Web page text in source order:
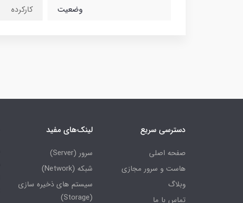
وضعیت کارکرده
دسترسی سریع
صفحه اصلی
هاست و سرور مجازی
وبلاگ
تماس با ما
لینک‌های مفید
سرور (Server)
شبکه (Network)
سیستم های ذخیره سازی
(Storage)